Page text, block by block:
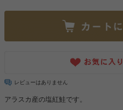
レビューはありません
アラスカ産の塩紅鮭です。